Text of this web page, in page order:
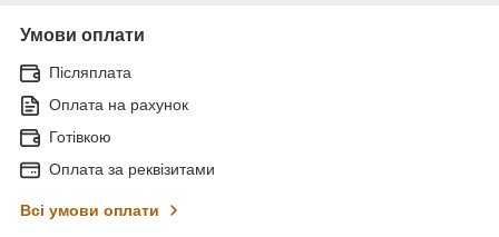
Умови оплати
Післяплата
Оплата на рахунок
Готівкою
Оплата за реквізитами
Всі умови оплати